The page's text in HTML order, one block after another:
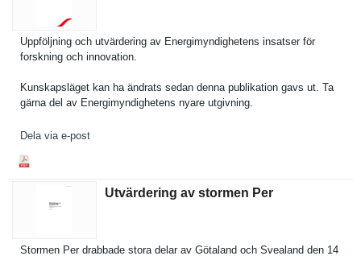
Uppföljnin­g och utvärderin­g av Energimynd­ighetens insatser för
forskning och innovation.
Kunskapslä­get kan ha ändrats sedan denna publikatio­n gavs ut. Ta
gärna del av Energimynd­ighetens nyare utgivning.
Dela via e-post
Utvärdering av stormen Per
Stormen Per drabbade stora delar av Götaland och Svealand den 14